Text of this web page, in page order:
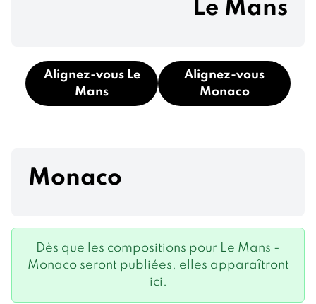
Le Mans
Alignez-vous Le
Mans
Alignez-vous
Monaco
Monaco
Dès que les compositions pour Le Mans -
Monaco seront publiées, elles apparaîtront
ici.